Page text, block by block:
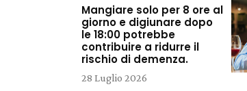
Mangiare solo per 8 ore al
giorno e digiunare dopo
le 18:00 potrebbe
contribuire a ridurre il
rischio di demenza.
28 Luglio 2026